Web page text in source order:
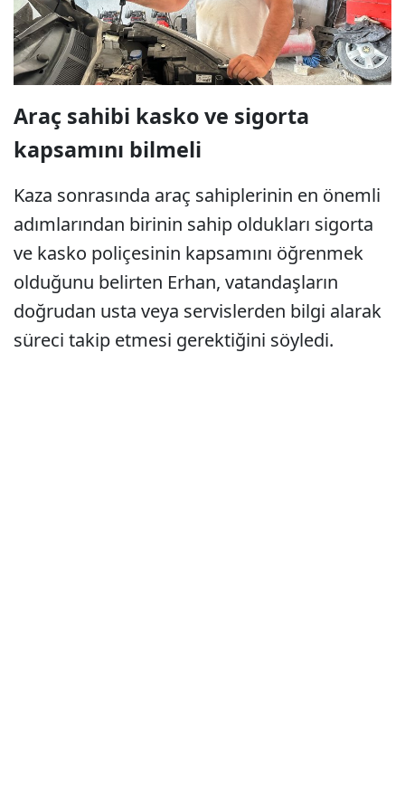
Araç sahibi kasko ve sigorta
kapsamını bilmeli
Kaza sonrasında araç sahiplerinin en önemli
adımlarından birinin sahip oldukları sigorta
ve kasko poliçesinin kapsamını öğrenmek
olduğunu belirten Erhan, vatandaşların
doğrudan usta veya servislerden bilgi alarak
süreci takip etmesi gerektiğini söyledi.